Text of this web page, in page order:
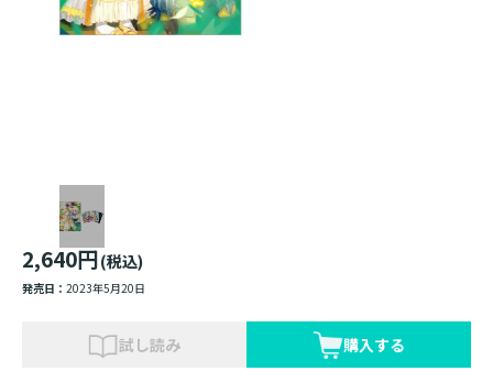
2,640円(税込)
発売日： 2023年5月20日
試し読み 購入する